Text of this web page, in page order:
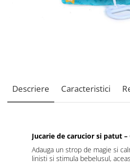
Descriere Caracteristici
Jucarie de carucior si patut
Adauga un strop de magie si
linisti si stimula bebelusul,